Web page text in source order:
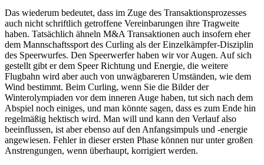
Das wiederum bedeutet, dass im Zuge des Transaktionsprozesses
auch nicht schriftlich getroffene Vereinbarungen ihre Tragweite
haben. Tatsächlich ähneln M&A Transaktionen auch insofern eher
dem Mannschaftssport des Curling als der Einzelkämpfer-Disziplin
des Speerwurfes. Den Speerwerfer haben wir vor Augen. Auf sich
gestellt gibt er dem Speer Richtung und Energie, die weitere
Flugbahn wird aber auch von unwägbareren Umständen, wie dem
Wind bestimmt. Beim Curling, wenn Sie die Bilder der
Winterolympiaden vor dem inneren Auge haben, tut sich nach dem
Abspiel noch einiges, und man könnte sagen, dass es zum Ende hin
regelmäßig hektisch wird. Man will und kann den Verlauf also
beeinflussen, ist aber ebenso auf den Anfangsimpuls und -energie
angewiesen. Fehler in dieser ersten Phase können nur unter großen
Anstrengungen, wenn überhaupt, korrigiert werden.